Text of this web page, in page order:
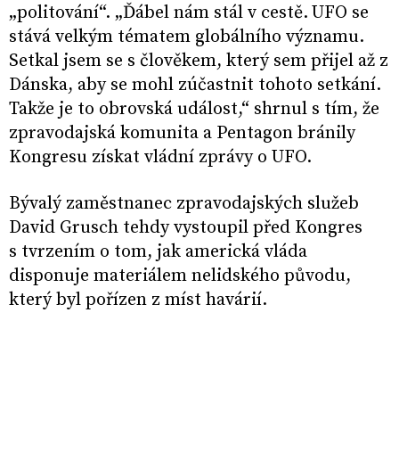
„politování“. „Ďábel nám stál v cestě. UFO se
stává velkým tématem globálního významu.
Setkal jsem se s člověkem, který sem přijel až z
Dánska, aby se mohl zúčastnit tohoto setkání.
Takže je to obrovská událost,“ shrnul s tím, že
zpravodajská komunita a Pentagon bránily
Kongresu získat vládní zprávy o UFO.
Bývalý zaměstnanec zpravodajských služeb
David Grusch tehdy vystoupil před Kongres
s tvrzením o tom, jak americká vláda
disponuje materiálem nelidského původu,
který byl pořízen z míst havárií.